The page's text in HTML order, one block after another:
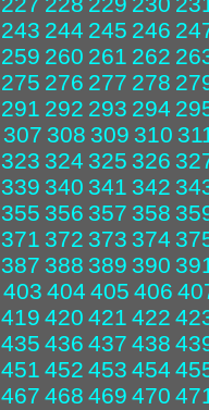
243 244 245 246
259 260 261 262
275 276 277 278
291 292 293 294
307 308 309 310
323 324 325 326
339 340 341 342
355 356 357 358
371 372 373 374
387 388 389 390
403 404 405 406
419 420 421 422
435 436 437 438
451 452 453 454
467 468 469 470